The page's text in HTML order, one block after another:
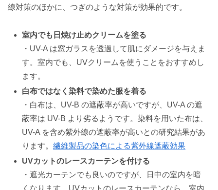
線対策のほかに、つぎのような対策が効果的です。
室内でも日焼け止めクリームを塗る
・UV-A は窓ガラスを透過して肌にダメージを与えま
す。室内でも、UVクリームを使うことをおすすめし
ます。
白布ではなく染料で染めた服を着る
・白布は、UV-B の遮蔽率が高いですが、UV-A の遮
蔽率は UV-B より劣るようです。染料を用いた布は、
UV-A を含め紫外線の遮蔽率が高いとの研究結果があ
ります。繊維製品の染色による紫外線遮蔽効果
UVカットのレースカーテンを付ける
・遮光カーテンでも良いのですが、日中の室内を暗
くなります。UVカットのレースカーテンなら、室内